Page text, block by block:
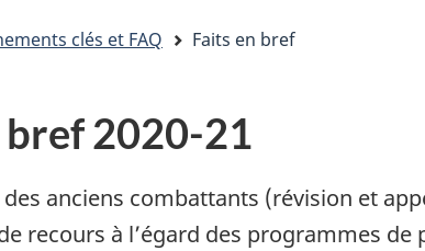
clés et FAQ Faits en bref
bref 2020-21
des anciens combattants (révision et
recours à l’égard des programmes